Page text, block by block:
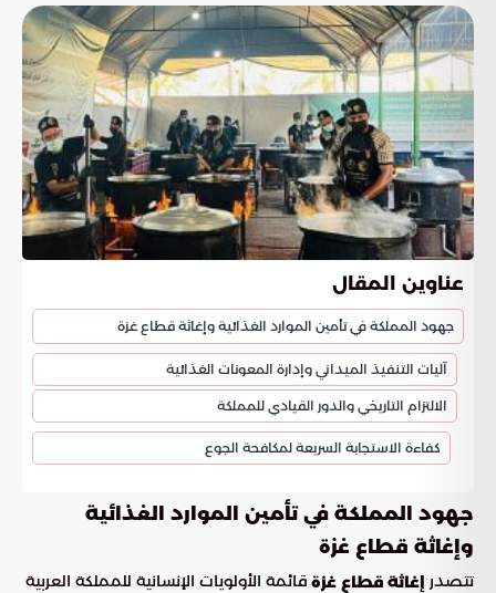
عناوين المقال
جهود المملكة في تأمين الموارد الغذائية وإغاثة قطاع غزة
آليات التنفيذ الميداني وإدارة المعونات الغذائية
الالتزام التاريخي والدور القيادي للمملكة
كفاءة الاستجابة السريعة لمكافحة الجوع
جهود المملكة في تأمين الموارد الغذائية
وإغاثة قطاع غزة
تتصدر إغاثة قطاع غزة قائمة الأولويات الإنسانية للمملكة العربية